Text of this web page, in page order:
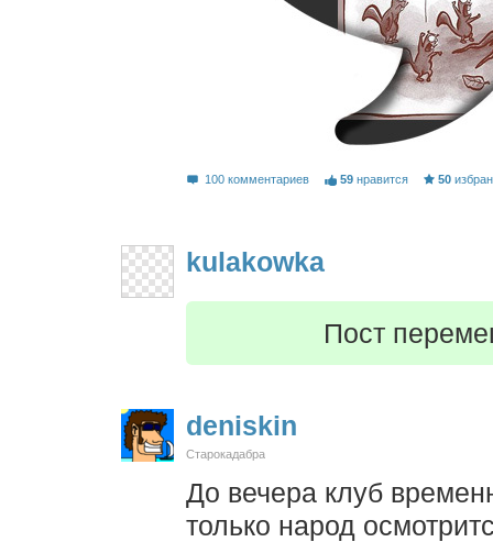
100 комментариев 59 нравится 50
kulakowka
Пост
deniskin
Старокадабра
До вечера клуб
только народ